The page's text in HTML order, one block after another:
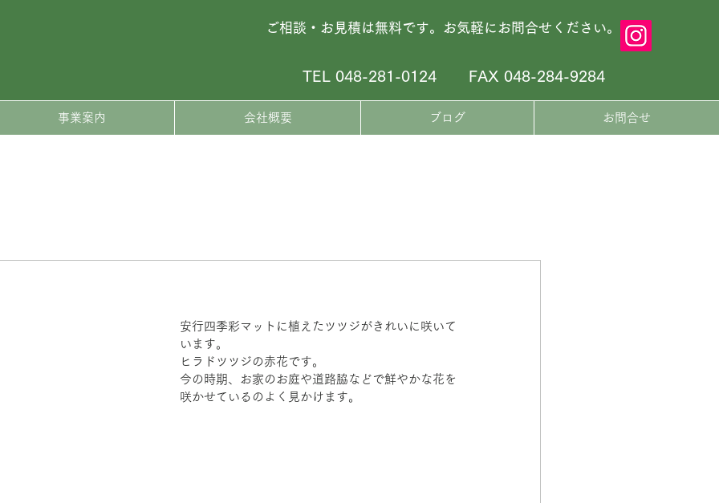
ご相談・お見積は無料です。お気軽にお問合せください。
TEL 048-281-0124 FAX 048-284-9284
事業案内 会社概要 ブログ お問合せ
安行四季彩マットに植えたツツジがきれいに咲いて
います。
ヒラドツツジの赤花です。
今の時期、お家のお庭や道路脇などで鮮やかな花を
咲かせているのよく見かけます。